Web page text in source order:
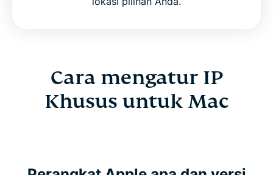
Cara mengatur IP
Khusus untuk Mac